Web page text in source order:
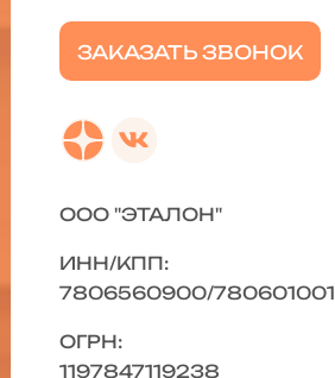
ЗАКАЗАТЬ ЗВОНОК
ООО "ЭТАЛОН"
ИНН/КПП:
7806560900/780601001
ОГРН:
1197847119238